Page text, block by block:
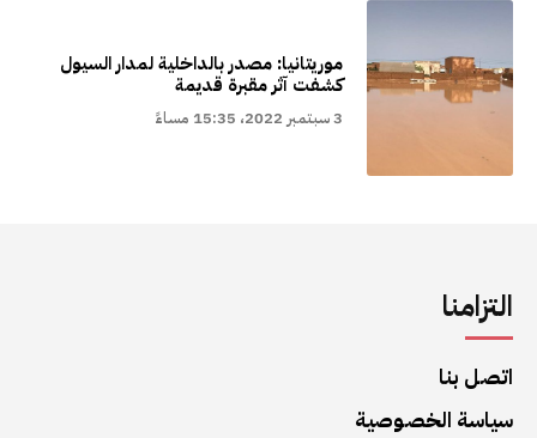
موريتانيا: مصدر بالداخلية لمدار السيول
كشفت آثر مقبرة قديمة
3 سبتمبر 2022، 15:35 مساءً
التزامنا
اتصل بنا
سياسة الخصوصية